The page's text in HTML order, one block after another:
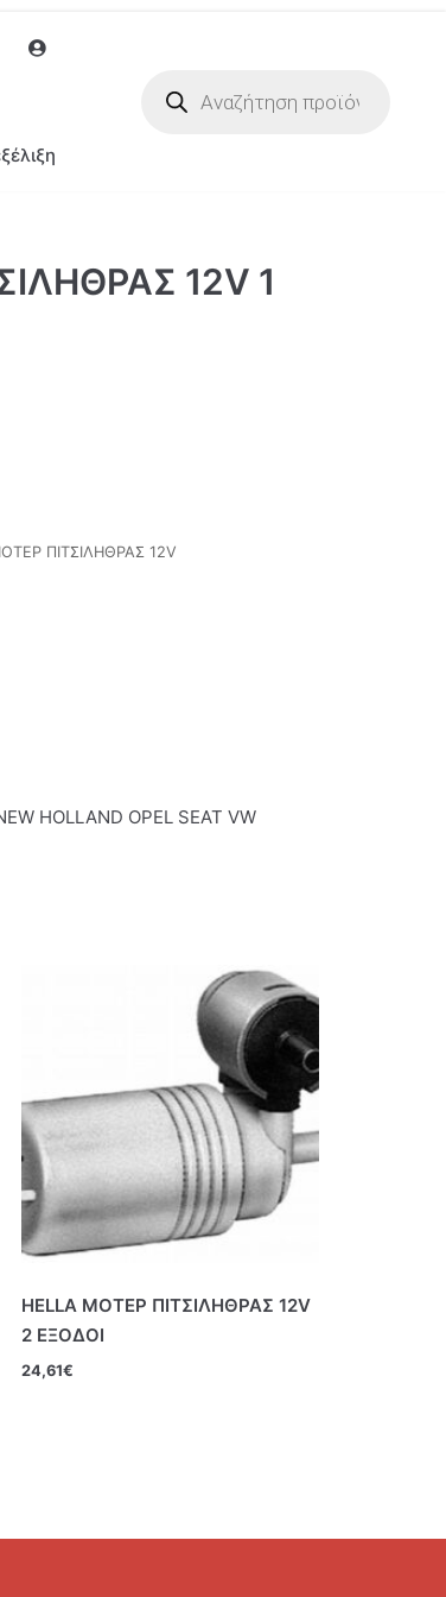
12V 1
ΠΙΤΣΙΛΗΘΡΑΣ 12V
HOLLAND OPEL SEAT VW
HELLA ΜΟΤΕΡ ΠΙΤΣΙΛΗΘΡΑΣ 12V
2 ΕΞΟΔΟΙ
24,61€